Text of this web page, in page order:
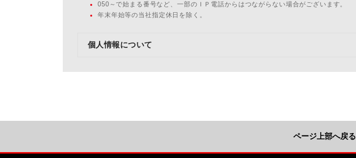
050～で始まる番号など、一部のＩＰ電話からはつながらない場合がございます。
年末年始等の当社指定休日を除く。
個人情報について
ページ上部へ戻る